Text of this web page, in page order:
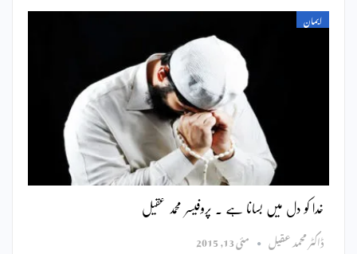
ایمان
خدا کو دل میں بسانا ہے ۔ پروفیسر محمد عقیل
ڈاکٹر محمد عقیل مئی 13, 2015